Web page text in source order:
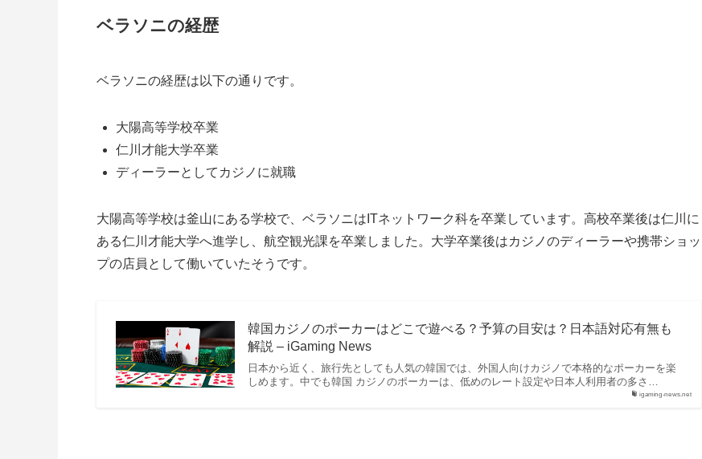
ベラソニの経歴
ベラソニの経歴は以下の通りです。
大陽高等学校卒業
仁川才能大学卒業
ディーラーとしてカジノに就職
大陽高等学校は釜山にある学校で、ベラソニはITネットワーク科を卒業しています。高校卒業後は仁川に
ある仁川才能大学へ進学し、航空観光課を卒業しました。大学卒業後はカジノのディーラーや携帯ショッ
プの店員として働いていたそうです。
igaming-news.net
韓国カジノのポーカーはどこで遊べる？予算の目安は？日本語対応有無も
解説 – iGaming News
日本から近く、旅行先としても人気の韓国では、外国人向けカジノで本格的なポーカーを楽
しめます。中でも韓国 カジノのポーカーは、低めのレート設定や日本人利用者の多さ…